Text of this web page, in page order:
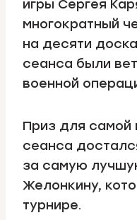
игры Сергея
многократный
на десяти
сеанса были
военной
Приз для самой
сеанса
за самую
Желонкину,
турнире.